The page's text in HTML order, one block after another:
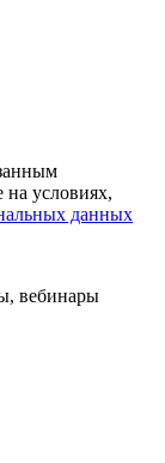
на условиях,
данных
вебинары